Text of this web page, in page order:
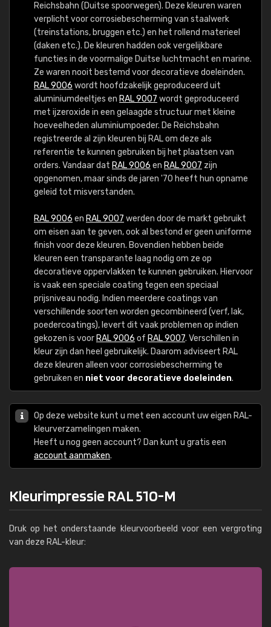
Reichsbahn (Duitse spoorwegen). Deze kleuren waren
verplicht voor corrosiebescherming van staalwerk
(treinstations, bruggen etc.) en het rollend materieel
(daken etc.). De kleuren hadden ook vergelijkbare
functies in de voormalige Duitse luchtmacht en marine.
Ze waren nooit bestemd voor decoratieve doeleinden.
RAL 9006 wordt hoofdzakelijk geproduceerd uit
aluminiumdeeltjes en RAL 9007 wordt geproduceerd
met ijzeroxide in een gelaagde structuur met kleine
hoeveelheden aluminiumpoeder. De Reichsbahn
registreerde al zijn kleuren bij RAL om deze als
referentie te kunnen gebruiken bij het plaatsen van
orders. Vandaar dat RAL 9006 en RAL 9007 zijn
opgenomen, maar sinds de jaren '70 heeft hun opname
geleid tot misverstanden.
RAL 9006 en RAL 9007 werden door de markt gebruikt
om eisen aan te geven, ook al bestond er geen uniforme
finish voor deze kleuren. Bovendien hebben beide
kleuren een transparante laag nodig om ze op
decoratieve oppervlakken te kunnen gebruiken. Hiervoor
is vaak een speciale coating tegen een speciaal
prijsniveau nodig. Indien meerdere coatings van
verschillende soorten worden gecombineerd (verf, lak,
poedercoatings), levert dit vaak problemen op indien
gekozen is voor RAL 9006 of RAL 9007. Verschillen in
kleur zijn dan heel gebruikelijk. Daarom adviseert RAL
deze kleuren alleen voor corrosiebescherming te
gebruiken en niet voor decoratieve doeleinden.
Op deze website kunt u met een account uw eigen RAL-
kleurverzamelingen maken.
Heeft u nog geen account? Dan kunt u gratis een
account aanmaken.
Kleurimpressie RAL 510-M
Druk op het onderstaande kleurvoorbeeld voor een vergroting
van deze RAL-kleur: